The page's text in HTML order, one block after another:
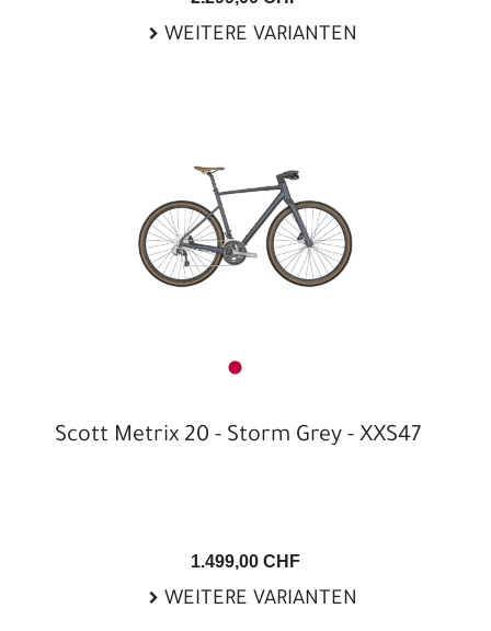
WEITERE VARIANTEN
Scott Metrix 20 - Storm Grey - XXS47
1.499,00 CHF
WEITERE VARIANTEN